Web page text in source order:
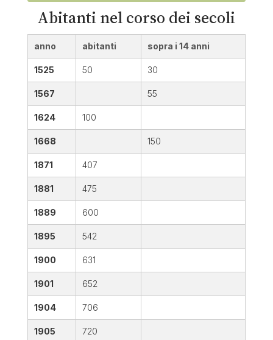
Abitanti nel corso dei secoli​
anno abitanti sopra i 14 anni
1525 50 30
1567 55
1624 100
1668 150
1871 407
1881 475
1889 600
1895 542
1900 631
1901 652
1904 706
1905 720